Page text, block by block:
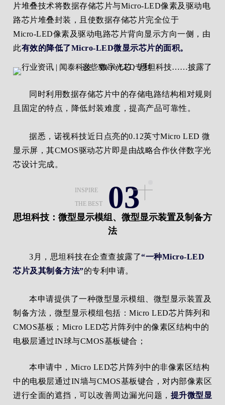
片堆叠技术将数据存储芯片与Micro‑LED像素及驱动电
路芯片堆叠封装，且使数据存储芯片完全位于
Micro‑LED像素及驱动电路芯片背向显示方向一侧，由
此有效的降低了Micro‑LED微显示芯片的面积。
同时利用数据存储芯片中的存储电路结构相对规则
且固定的特点，降低封装难度，提高产品可靠性。
据悉，诺视科技近日点亮的0.12英寸Micro LED 微
显示屏，其CMOS驱动芯片即是由战略合作伙伴数字光
芯设计完成。
INSPIRE
THE BEST03
思坦科技：微型显示模组、微型显示装置及制备方
法
3月，思坦科技在企查查披露了“一种Micro-LED
芯片及其制备方法”的专利申请。
本申请提供了一种微型显示模组、微型显示装置及
制备方法，微型显示模组包括：Micro LED芯片阵列和
CMOS基板；Micro LED芯片阵列中的像素区结构中的
电极层通过IN球与CMOS基板键合；
本申请中，Micro LED芯片阵列中的非像素区结构
中的电极层通过IN墙与CMOS基板键合，对内部像素区
进行全面的遮挡，可以改善周边漏光问题， 提升微型显